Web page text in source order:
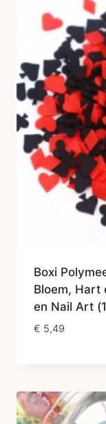
Boxi
Bloem, Hart
en Nail Art
€ 5,49